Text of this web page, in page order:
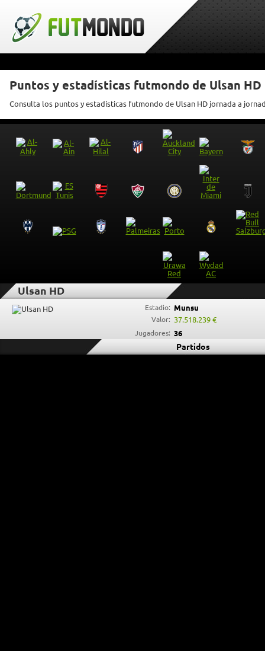
Puntos y estadísticas futmondo de Ulsan HD
Consulta los puntos y estadísticas futmondo de Ulsan HD jornada a
Ulsan HD
Estadio: Munsu
Valor: 37.518.239 €
Jugadores: 36
Partidos